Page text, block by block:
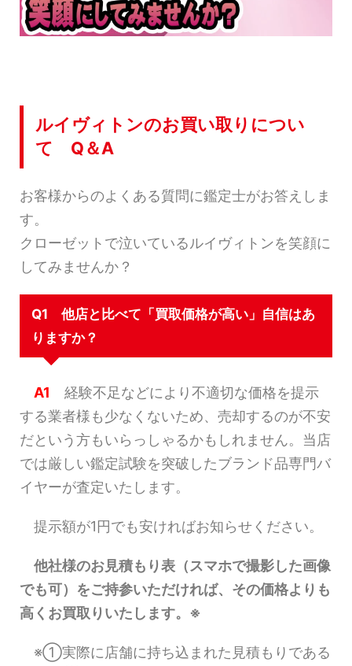
ルイヴィトンのお買い取りについ
て Q＆A
お客様からのよくある質問に鑑定士がお答えしま
す。
クローゼットで泣いているルイヴィトンを笑顔に
してみませんか？
Q1 他店と比べて「買取価格が高い」自信はあ
りますか？
A1 経験不足などにより不適切な価格を提示
する業者様も少なくないため、売却するのが不安
だという方もいらっしゃるかもしれません。当店
では厳しい鑑定試験を突破したブランド品専門バ
イヤーが査定いたします。
提示額が1円でも安ければお知らせください。
他社様のお見積もり表（スマホで撮影した画像
でも可）をご持参いただければ、その価格よりも
高くお買取りいたします。※
※①実際に店舗に持ち込まれた見積もりである